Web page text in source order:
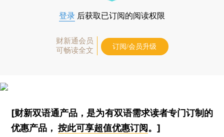
登录 后获取已订阅的阅读权限
财新通会员
可畅读全文
订阅/会员升级
[财新双语通产品，是为有双语需求读者专门订制的
优惠产品，按此可享超值优惠订阅。]